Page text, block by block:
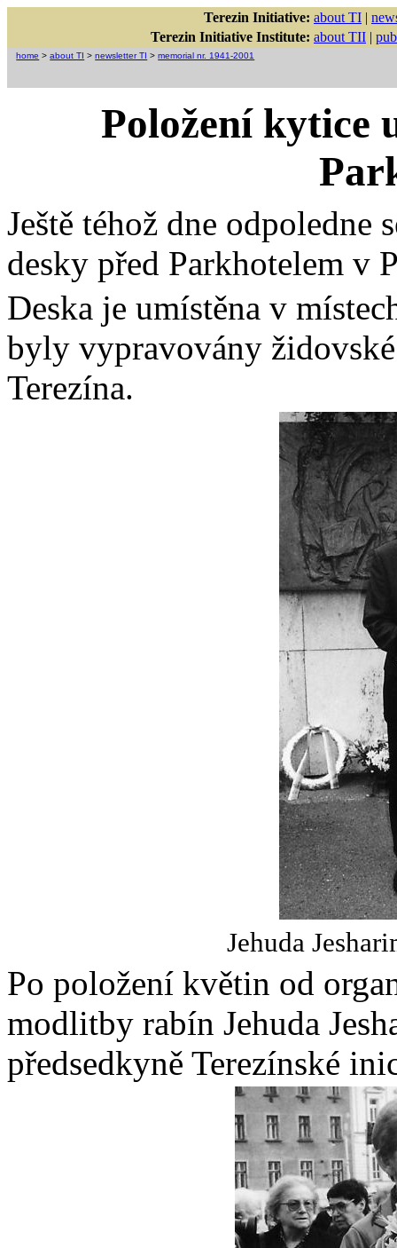
Terezin Initiative: about TI |
Terezin Initiative Institute: about TII |
home >about TI >newsletter TI >memorial nr. 1941-2001
Položení kytice
Ještě téhož dne odpoledne
desky před Parkhotelem v
Deska je umístěna v
byly vypravovány
Terezína.
Jehuda
Po položení květin od
modlitby rabín Jehuda
předsedkyně Terezínské